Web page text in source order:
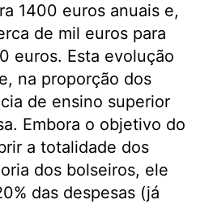
1400 euros anuais e,
de mil euros para
euros. Esta evolução
na proporção dos
de ensino superior
Embora o objetivo do
a totalidade dos
dos bolseiros, ele
das despesas (já